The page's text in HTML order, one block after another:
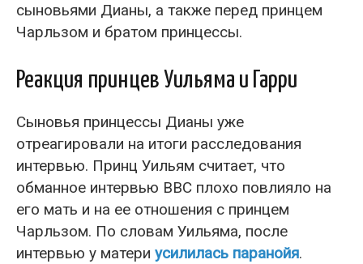
сыновьями Дианы, а также перед принцем
Чарльзом и братом принцессы.
Реакция принцев Уильяма и Гарри
Сыновья принцессы Дианы уже
отреагировали на итоги расследования
интервью. Принц Уильям считает, что
обманное интервью ВВС плохо повлияло на
его мать и на ее отношения с принцем
Чарльзом. По словам Уильяма, после
интервью у матери усилилась паранойя.